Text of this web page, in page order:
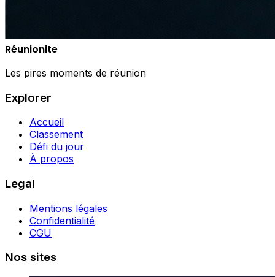
Réunionite
Les pires moments de réunion
Explorer
Accueil
Classement
Défi du jour
À propos
Legal
Mentions légales
Confidentialité
CGU
Nos sites